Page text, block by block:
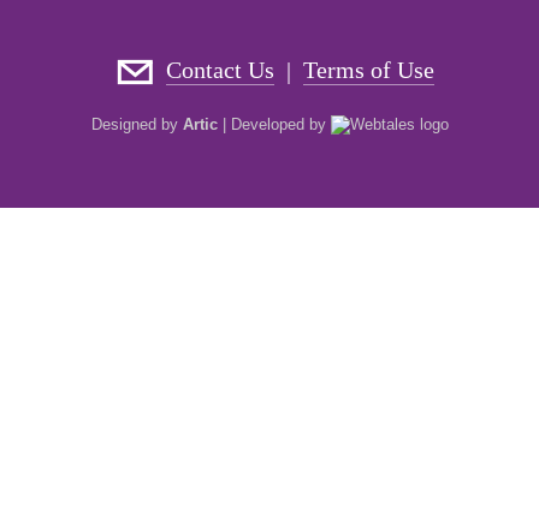
Terms of Use
|
Contact Us
Designed by Artic | Developed by